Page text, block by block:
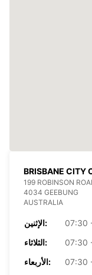
BRISBANE CITY
199 ROBINSON
4034 GEEBUNG
AUSTRALIA
الإثنين:
07:30
الثلاثاء:
07:30
الأربعاء:
07:30